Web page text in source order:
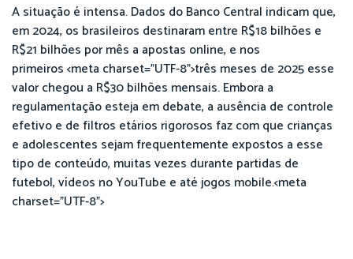
A situação é intensa. Dados do Banco Central indicam que,
em 2024, os brasileiros destinaram entre R$18 bilhões e
R$21 bilhões por mês a apostas online, e nos
primeiros <meta charset="UTF-8">três meses de 2025 esse
valor chegou a R$30 bilhões mensais. Embora a
regulamentação esteja em debate, a ausência de controle
efetivo e de filtros etários rigorosos faz com que crianças
e adolescentes sejam frequentemente expostos a esse
tipo de conteúdo, muitas vezes durante partidas de
futebol, vídeos no YouTube e até jogos mobile.<meta
charset="UTF-8">